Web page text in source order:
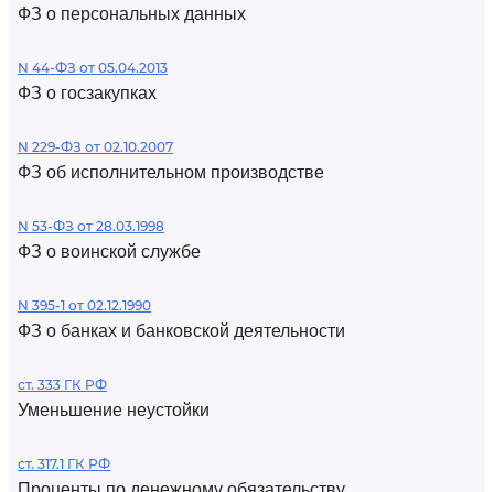
ФЗ о персональных данных
N 44-ФЗ от 05.04.2013
ФЗ о госзакупках
N 229-ФЗ от 02.10.2007
ФЗ об исполнительном производстве
N 53-ФЗ от 28.03.1998
ФЗ о воинской службе
N 395-1 от 02.12.1990
ФЗ о банках и банковской деятельности
ст. 333 ГК РФ
Уменьшение неустойки
ст. 317.1 ГК РФ